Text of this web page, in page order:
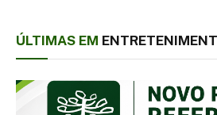
ÚLTIMAS EM